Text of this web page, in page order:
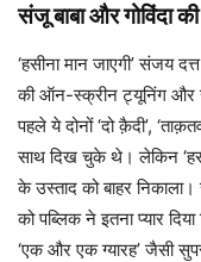
संजू बाबा और गोविंदा
‘हसीना मान जाएगी’ संजय
की ऑन-स्क्रीन ट्यूनिंग और
पहले ये दोनों ‘दो क़ैदी’,
साथ दिख चुके थे। लेकिन
के उस्ताद को बाहर
को पब्लिक ने इतना प्यार
‘एक और एक ग्यारह’ जैसी